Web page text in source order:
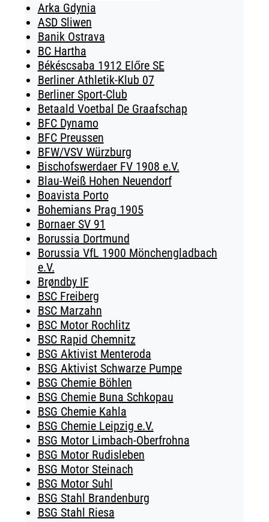
Arka Gdynia
ASD Sliwen
Banik Ostrava
BC Hartha
Békéscsaba 1912 Előre SE
Berliner Athletik-Klub 07
Berliner Sport-Club
Betaald Voetbal De Graafschap
BFC Dynamo
BFC Preussen
BFW/VSV Würzburg
Bischofswerdaer FV 1908 e.V.
Blau-Weiß Hohen Neuendorf
Boavista Porto
Bohemians Prag 1905
Bornaer SV 91
Borussia Dortmund
Borussia VfL 1900 Mönchengladbach
e.V.
Brøndby IF
BSC Freiberg
BSC Marzahn
BSC Motor Rochlitz
BSC Rapid Chemnitz
BSG Aktivist Menteroda
BSG Aktivist Schwarze Pumpe
BSG Chemie Böhlen
BSG Chemie Buna Schkopau
BSG Chemie Kahla
BSG Chemie Leipzig e.V.
BSG Motor Limbach-Oberfrohna
BSG Motor Rudisleben
BSG Motor Steinach
BSG Motor Suhl
BSG Stahl Brandenburg
BSG Stahl Riesa